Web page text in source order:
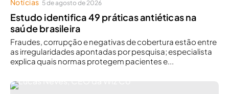
Notícias 5 de agosto de 2026
Estudo identifica 49 práticas antiéticas na
saúde brasileira
Fraudes, corrupção e negativas de cobertura estão entre
as irregularidades apontadas por pesquisa; especialista
explica quais normas protegem pacientes e...